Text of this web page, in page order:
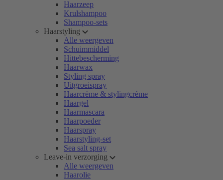
Haarzeep
Krulshampoo
Shampoo-sets
Haarstyling
Alle weergeven
Schuimmiddel
Hittebescherming
Haarwax
Styling spray
Uitgroeispray
Haarcrème & stylingcrème
Haargel
Haarmascara
Haarpoeder
Haarspray
Haarstyling-set
Sea salt spray
Leave-in verzorging
Alle weergeven
Haarolie